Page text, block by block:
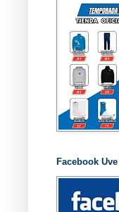
Facebook